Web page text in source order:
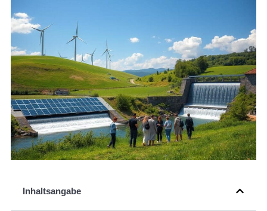
Inhaltsangabe